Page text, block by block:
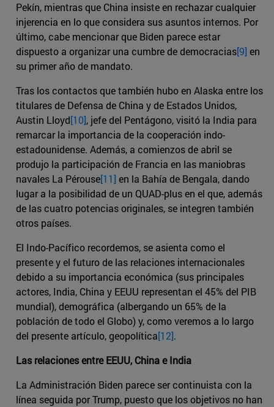
Pekín, mientras que China insiste en rechazar cualquier
injerencia en lo que considera sus asuntos internos. Por
último, cabe mencionar que Biden parece estar
dispuesto a organizar una cumbre de democracias[9] en
su primer año de mandato.
Tras los contactos que también hubo en Alaska entre los
titulares de Defensa de China y de Estados Unidos,
Austin Lloyd[10], jefe del Pentágono, visitó la India para
remarcar la importancia de la cooperación indo-
estadounidense. Además, a comienzos de abril se
produjo la participación de Francia en las maniobras
navales La Pérouse[11] en la Bahía de Bengala, dando
lugar a la posibilidad de un QUAD-plus en el que, además
de las cuatro potencias originales, se integren también
otros países.
El Indo-Pacífico recordemos, se asienta como el
presente y el futuro de las relaciones internacionales
debido a su importancia económica (sus principales
actores, India, China y EEUU representan el 45% del PIB
mundial), demográfica (albergando un 65% de la
población de todo el Globo) y, como veremos a lo largo
del presente artículo, geopolítica[12].
Las relaciones entre EEUU, China e India
La Administración Biden parece ser continuista con la
línea seguida por Trump, puesto que los objetivos no han